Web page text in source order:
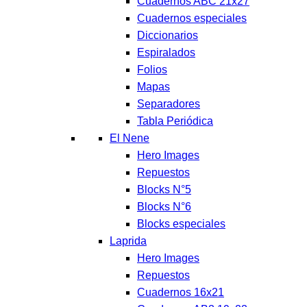
Cuadernos especiales
Diccionarios
Espiralados
Folios
Mapas
Separadores
Tabla Periódica
El Nene
Hero Images
Repuestos
Blocks N°5
Blocks N°6
Blocks especiales
Laprida
Hero Images
Repuestos
Cuadernos 16x21